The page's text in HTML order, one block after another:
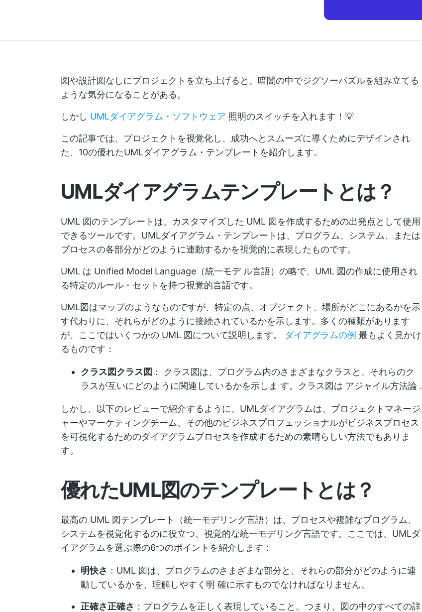
図や設計図なしにプロジェクトを立ち上げると、暗闇の中でジグソーパズルを組み立てる
ような気分になることがある。
しかし UMLダイアグラム・ソフトウェア 照明のスイッチを入れます！💡
この記事では、プロジェクトを視覚化し、成功へとスムーズに導くためにデザインされ
た、10の優れたUMLダイアグラム・テンプレートを紹介します。
UMLダイアグラムテンプレートとは？
UML 図のテンプレートは、カスタマイズした UML 図を作成するための出発点として使用
できるツールです。UMLダイアグラム・テンプレートは、プログラム、システム、または
プロセスの各部分がどのように連動するかを視覚的に表現したものです。
UML は Unified Model Language（統一モデ ル言語）の略で、UML 図の作成に使用され
る特定のルール・セットを持つ視覚的言語です。
UML図はマップのようなものですが、特定の点、オブジェクト、場所がどこにあるかを示
す代わりに、それらがどのように接続されているかを示します。多くの種類があります
が、ここではいくつかの UML 図について説明します。 ダイアグラムの例 最もよく見かけ
るものです：
クラス図クラス図 ： クラス図は、プログラム内のさまざまなクラスと、それらのク
ラスが互いにどのように関連しているかを示しま す。クラス図は アジャイル方法論 .
しかし、以下のレビューで紹介するように、UMLダイアグラムは、プロジェクトマネージ
ャーやマーケティングチーム、その他のビジネスプロフェッショナルがビジネスプロセス
を可視化するためのダイアグラムプロセスを作成するための素晴らしい方法でもありま
す。
優れたUML図のテンプレートとは？
最高の UML 図テンプレート（統一モデリング言語）は、プロセスや複雑なプログラム、
システムを視覚化するのに役立つ、視覚的な統一モデリング言語です。ここでは、UMLダ
イアグラムを選ぶ際の6つのポイントを紹介します：
明快さ ：UML 図は、プログラムのさまざまな部分と、それらの部分がどのように連
動しているかを、理解しやすく明 確に示すものでなければなりません。
正確さ正確さ ：プログラムを正しく表現していること。つまり、図の中のすべての詳